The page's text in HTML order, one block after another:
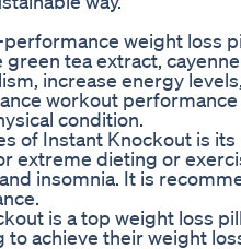
weight loss
tea extract,
increase energy
workout
condition.
of Instant Knockout is
extreme dieting or
insomnia. It is
is a top weight loss
achieve their weight